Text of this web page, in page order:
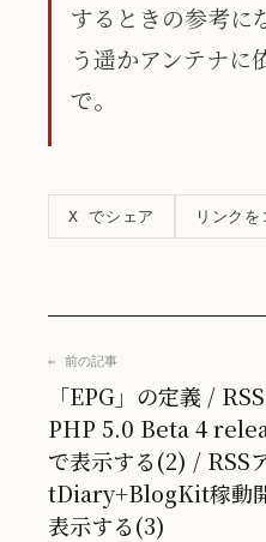
するときの参考に
う遥かアンテナに
で。
X でシェア リンクを
← 前の記事
「EPG」の定義 /
PHP 5.0 Beta 4
で表示する(2) / RSS
tDiary+BlogKit稼動
表示する(3)